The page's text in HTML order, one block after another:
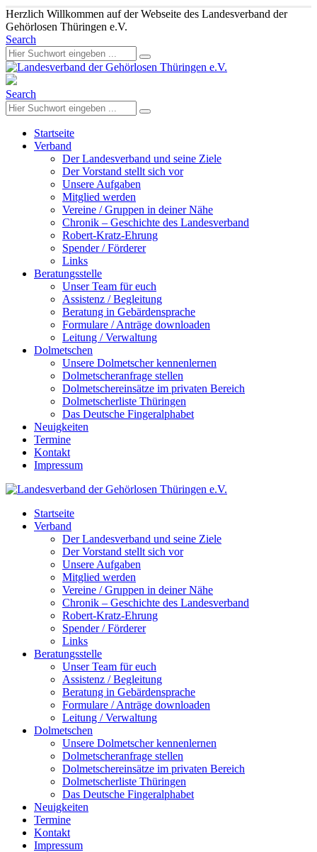
Herzlich Willkommen auf der Webseite des Landesverband der
Gehörlosen Thüringen e.V.
Search
Search
Startseite
Verband
Der Landesverband und seine Ziele
Der Vorstand stellt sich vor
Unsere Aufgaben
Mitglied werden
Vereine / Gruppen in deiner Nähe
Chronik – Geschichte des Landesverband
Robert-Kratz-Ehrung
Spender / Förderer
Links
Beratungsstelle
Unser Team für euch
Assistenz / Begleitung
Beratung in Gebärdensprache
Formulare / Anträge downloaden
Leitung / Verwaltung
Dolmetschen
Unsere Dolmetscher kennenlernen
Dolmetscheranfrage stellen
Dolmetschereinsätze im privaten Bereich
Dolmetscherliste Thüringen
Das Deutsche Fingeralphabet
Neuigkeiten
Termine
Kontakt
Impressum
Startseite
Verband
Der Landesverband und seine Ziele
Der Vorstand stellt sich vor
Unsere Aufgaben
Mitglied werden
Vereine / Gruppen in deiner Nähe
Chronik – Geschichte des Landesverband
Robert-Kratz-Ehrung
Spender / Förderer
Links
Beratungsstelle
Unser Team für euch
Assistenz / Begleitung
Beratung in Gebärdensprache
Formulare / Anträge downloaden
Leitung / Verwaltung
Dolmetschen
Unsere Dolmetscher kennenlernen
Dolmetscheranfrage stellen
Dolmetschereinsätze im privaten Bereich
Dolmetscherliste Thüringen
Das Deutsche Fingeralphabet
Neuigkeiten
Termine
Kontakt
Impressum